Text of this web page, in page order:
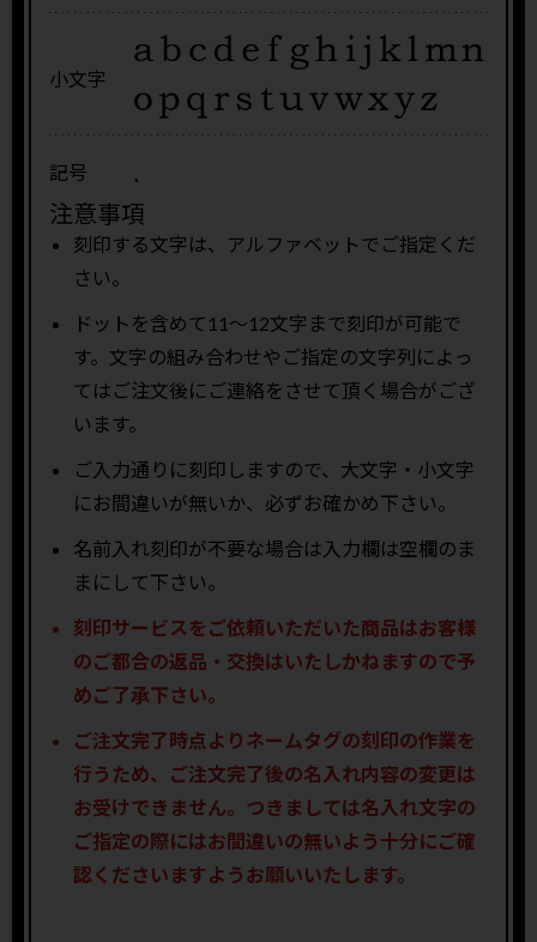
小文字
記号 .
注意事項
刻印する文字は、アルファベットでご指定くだ
さい。
ドットを含めて11〜12文字まで刻印が可能で
す。文字の組み合わせやご指定の文字列によっ
てはご注文後にご連絡をさせて頂く場合がござ
います。
ご入力通りに刻印しますので、大文字・小文字
にお間違いが無いか、必ずお確かめ下さい。
名前入れ刻印が不要な場合は入力欄は空欄のま
まにして下さい。
刻印サービスをご依頼いただいた商品はお客様
のご都合の返品・交換はいたしかねますので予
めご了承下さい。
ご注文完了時点よりネームタグの刻印の作業を
行うため、ご注文完了後の名入れ内容の変更は
お受けできません。つきましては名入れ文字の
ご指定の際にはお間違いの無いよう十分にご確
認くださいますようお願いいたします。